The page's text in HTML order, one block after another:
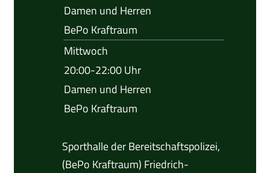
Damen und Herren
BePo Kraftraum
Mittwoch
20:00-22:00 Uhr
Damen und Herren
BePo Kraftraum
Sporthalle der Bereitschaftspolizei,
(BePo Kraftraum) Friedrich-